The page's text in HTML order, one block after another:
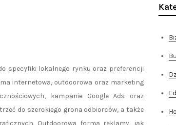
specyfiki lokalnego rynku oraz preferencji
internetowa, outdoorowa oraz marketing
kampanie Google Ads oraz
do szerokiego grona odbiorców, a także
Outdoorowa forma reklamy, jak